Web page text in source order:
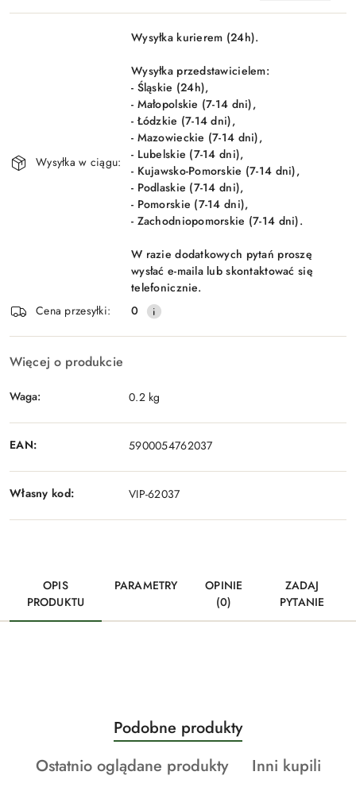
Wyślij
Wysyłka w ciągu:
Wysyłka kurierem (24h).
Wysyłka przedstawicielem:
- Śląskie (24h),
- Małopolskie (7-14 dni),
- Łódzkie (7-14 dni),
- Mazowieckie (7-14 dni),
- Lubelskie (7-14 dni),
- Kujawsko-Pomorskie (7-14 dni),
- Podlaskie (7-14 dni),
- Pomorskie (7-14 dni),
- Zachodniopomorskie (7-14 dni).
W razie dodatkowych pytań proszę
wysłać e-maila lub skontaktować się
telefonicznie.
Cena przesyłki:
0
Więcej o produkcie
Waga: 0.2 kg
EAN: 5900054762037
Własny kod: VIP-62037
OPIS
PRODUKTU
PARAMETRY
OPINIE
(0)
ZADAJ
PYTANIE
Pomiń karuzelę produktów
Produkty
o
statusie:
Podobne produkty
Produkty
Ostatnio oglądane produkty
Produkty
Inni kupili